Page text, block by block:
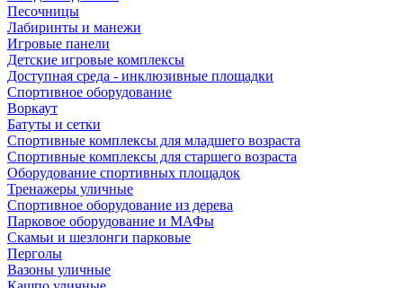
Песочницы
Лабиринты и манежи
Игровые панели
Детские игровые комплексы
Доступная среда - инклюзивные площадки
Спортивное оборудование
Воркаут
Батуты и сетки
Спортивные комплексы для младшего возраста
Спортивные комплексы для старшего возраста
Оборудование спортивных площадок
Тренажеры уличные
Спортивное оборудование из дерева
Парковое оборудование и МАФы
Скамьи и шезлонги парковые
Перголы
Вазоны уличные